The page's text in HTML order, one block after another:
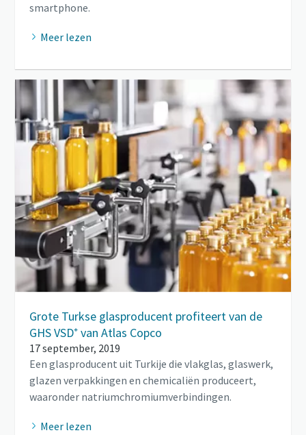
smartphone.
Meer lezen
Grote Turkse glasproducent profiteert van de
GHS VSD⁺ van Atlas Copco
17 september, 2019
Een glasproducent uit Turkije die vlakglas, glaswerk,
glazen verpakkingen en chemicaliën produceert,
waaronder natriumchromiumverbindingen.
Meer lezen